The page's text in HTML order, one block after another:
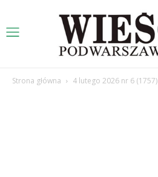
Strona główna 4 lutego 2026 nr 6 (1757)